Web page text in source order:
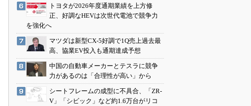
トヨタが2026年度通期業績を上方修
正、好調なHEVは次世代電池で競争力
を強化へ
マツダは新型CX-5好調で1Q売上過去最
高、協業EV投入も通期達成予想
中国の自動車メーカーとテスラに競争
力があるのは「合理性が高い」から
シートフレームの成型に不具合、「ZR-
V」「シビック」など約1.6万台がリコ